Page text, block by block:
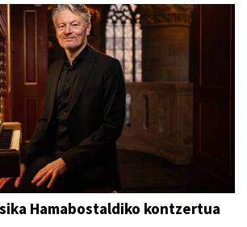
Hamabostaldiko kontzertua